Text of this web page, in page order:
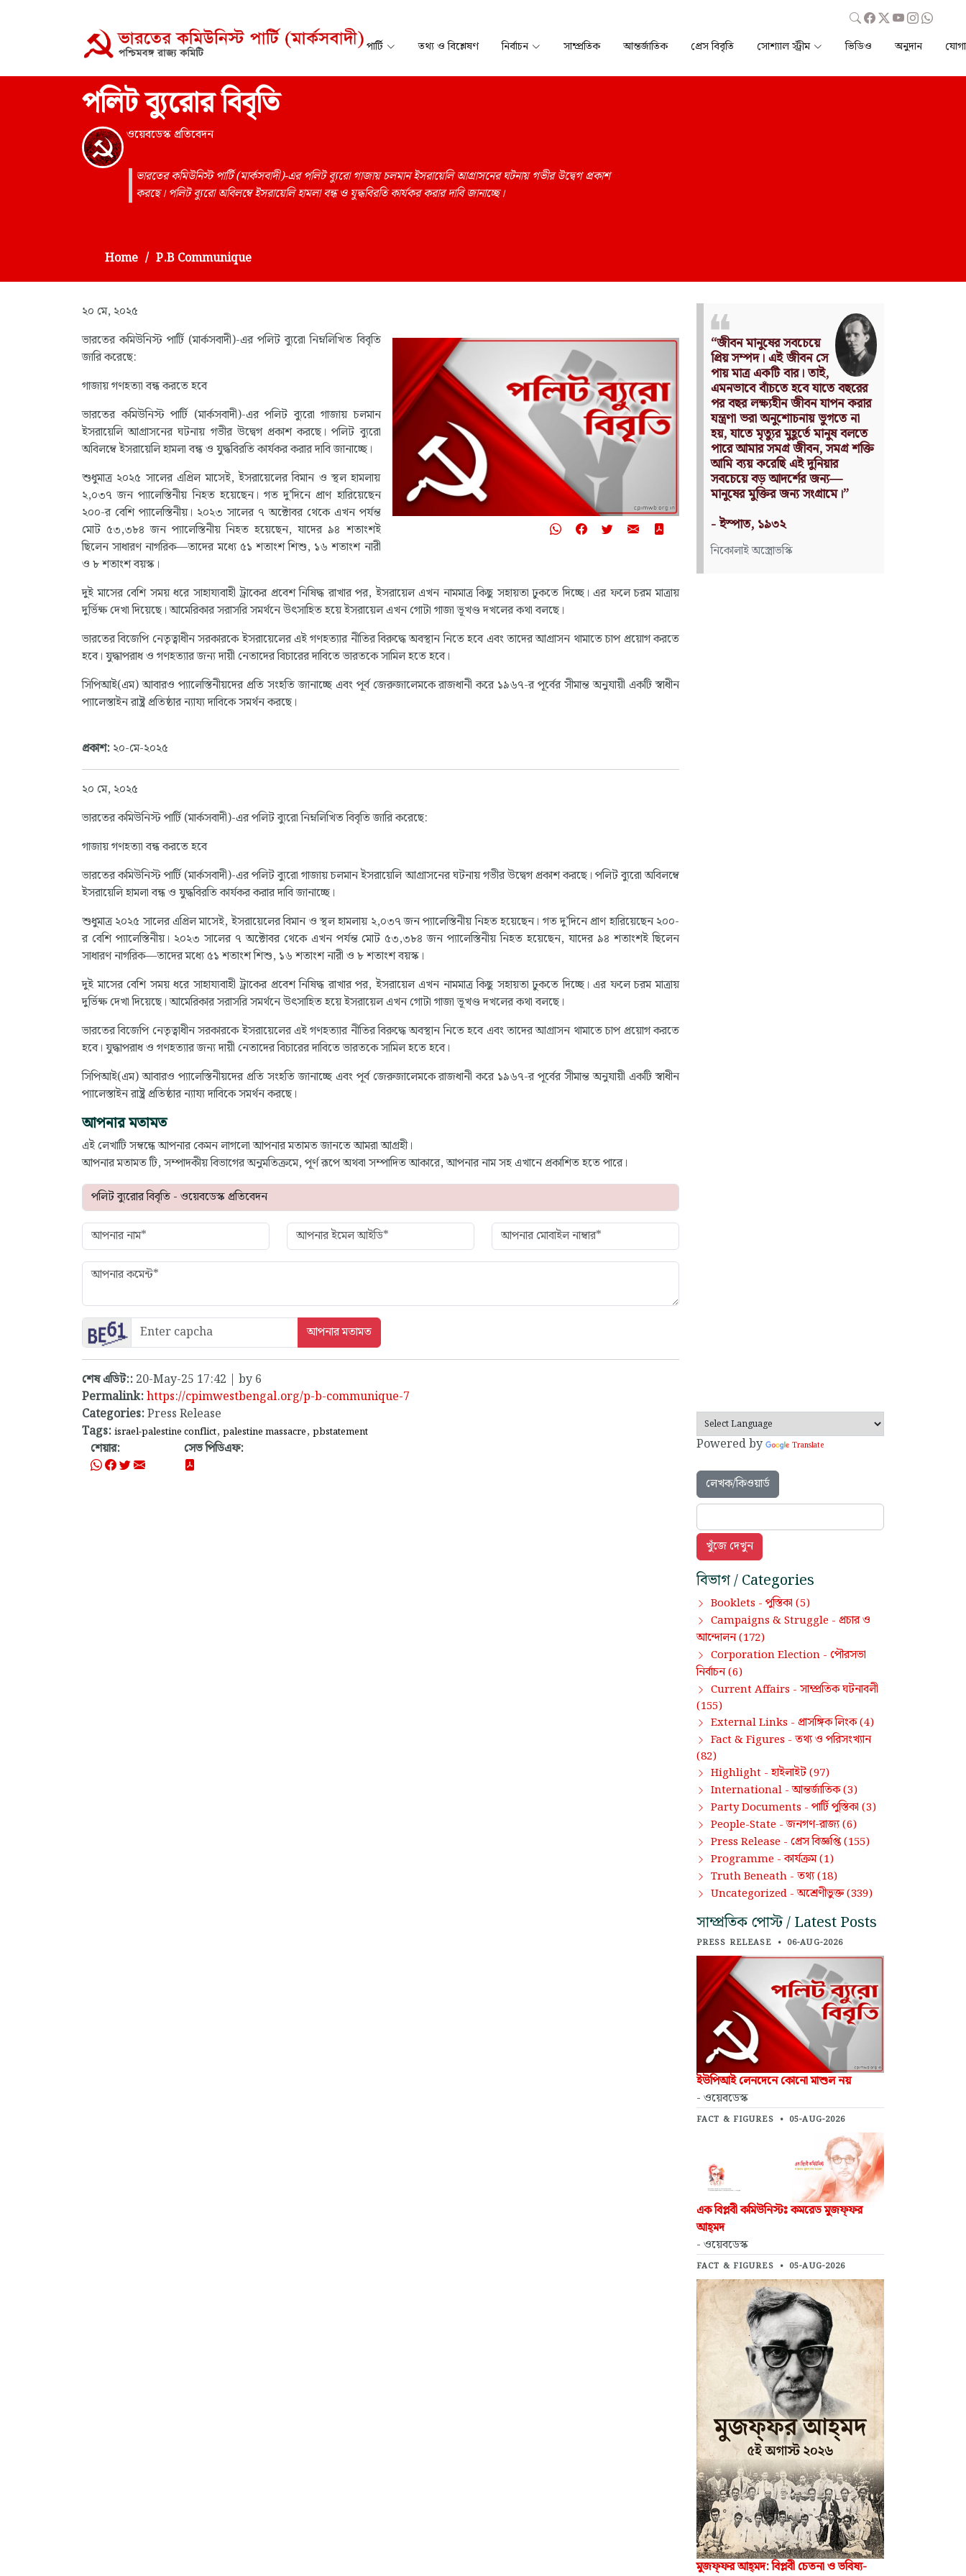
পার্টি তথ্য ও বিশ্লেষণ নির্বাচন সাম্প্রতিক আন্তর্জাতিক প্রেস বিবৃতি সোশ্যাল স্ট্রীম ভিডিও অনুদান
পলিট ব্যুরোর বিবৃতি
ওয়েবডেস্ক প্রতিবেদন
ভারতের কমিউনিস্ট পার্টি (মার্কসবাদী)-এর পলিট ব্যুরো গাজায় চলমান ইসরায়েলি আগ্রাসনের ঘটনায় গভীর উদ্বেগ প্রকাশ
করছে। পলিট ব্যুরো অবিলম্বে ইসরায়েলি হামলা বন্ধ ও যুদ্ধবিরতি কার্যকর করার দাবি জানাচ্ছে।
Home P.B Communique
২০ মে, ২০২৫
ভারতের কমিউনিস্ট পার্টি (মার্কসবাদী)-এর পলিট ব্যুরো নিম্নলিখিত বিবৃতি
জারি করেছে:
গাজায় গণহত্যা বন্ধ করতে হবে
ভারতের কমিউনিস্ট পার্টি (মার্কসবাদী)-এর পলিট ব্যুরো গাজায় চলমান
ইসরায়েলি আগ্রাসনের ঘটনায় গভীর উদ্বেগ প্রকাশ করছে। পলিট ব্যুরো
অবিলম্বে ইসরায়েলি হামলা বন্ধ ও যুদ্ধবিরতি কার্যকর করার দাবি জানাচ্ছে।
শুধুমাত্র ২০২৫ সালের এপ্রিল মাসেই, ইসরায়েলের বিমান ও স্থল হামলায়
২,০৩৭ জন প্যালেস্তিনীয় নিহত হয়েছেন। গত দু’দিনে প্রাণ হারিয়েছেন
২০০-র বেশি প্যালেস্তিনীয়। ২০২৩ সালের ৭ অক্টোবর থেকে এখন পর্যন্ত
মোট ৫৩,৩৮৪ জন প্যালেস্তিনীয় নিহত হয়েছেন, যাদের ৯৪ শতাংশই
ছিলেন সাধারণ নাগরিক—তাদের মধ্যে ৫১ শতাংশ শিশু, ১৬ শতাংশ নারী
ও ৮ শতাংশ বয়স্ক।
দুই মাসের বেশি সময় ধরে সাহায্যবাহী ট্রাকের প্রবেশ নিষিদ্ধ রাখার পর, ইসরায়েল এখন নামমাত্র কিছু সহায়তা ঢুকতে দিচ্ছে। এর ফলে চরম মাত্রায়
দুর্ভিক্ষ দেখা দিয়েছে। আমেরিকার সরাসরি সমর্থনে উৎসাহিত হয়ে ইসরায়েল এখন গোটা গাজা ভূখণ্ড দখলের কথা বলছে।
ভারতের বিজেপি নেতৃত্বাধীন সরকারকে ইসরায়েলের এই গণহত্যার নীতির বিরুদ্ধে অবস্থান নিতে হবে এবং তাদের আগ্রাসন থামাতে চাপ প্রয়োগ করতে
হবে। যুদ্ধাপরাধ ও গণহত্যার জন্য দায়ী নেতাদের বিচারের দাবিতে ভারতকে সামিল হতে হবে।
সিপিআই(এম) আবারও প্যালেস্তিনীয়দের প্রতি সংহতি জানাচ্ছে এবং পূর্ব জেরুজালেমকে রাজধানী করে ১৯৬৭-র পূর্বের সীমান্ত অনুযায়ী একটি স্বাধীন
প্যালেস্তাইন রাষ্ট্র প্রতিষ্ঠার ন্যায্য দাবিকে সমর্থন করছে।
প্রকাশ: ২০-মে-২০২৫
২০ মে, ২০২৫
ভারতের কমিউনিস্ট পার্টি (মার্কসবাদী)-এর পলিট ব্যুরো নিম্নলিখিত বিবৃতি জারি করেছে:
গাজায় গণহত্যা বন্ধ করতে হবে
ভারতের কমিউনিস্ট পার্টি (মার্কসবাদী)-এর পলিট ব্যুরো গাজায় চলমান ইসরায়েলি আগ্রাসনের ঘটনায় গভীর উদ্বেগ প্রকাশ করছে। পলিট ব্যুরো অবিলম্বে
ইসরায়েলি হামলা বন্ধ ও যুদ্ধবিরতি কার্যকর করার দাবি জানাচ্ছে।
শুধুমাত্র ২০২৫ সালের এপ্রিল মাসেই, ইসরায়েলের বিমান ও স্থল হামলায় ২,০৩৭ জন প্যালেস্তিনীয় নিহত হয়েছেন। গত দু’দিনে প্রাণ হারিয়েছেন ২০০-
র বেশি প্যালেস্তিনীয়। ২০২৩ সালের ৭ অক্টোবর থেকে এখন পর্যন্ত মোট ৫৩,৩৮৪ জন প্যালেস্তিনীয় নিহত হয়েছেন, যাদের ৯৪ শতাংশই ছিলেন
সাধারণ নাগরিক—তাদের মধ্যে ৫১ শতাংশ শিশু, ১৬ শতাংশ নারী ও ৮ শতাংশ বয়স্ক।
দুই মাসের বেশি সময় ধরে সাহায্যবাহী ট্রাকের প্রবেশ নিষিদ্ধ রাখার পর, ইসরায়েল এখন নামমাত্র কিছু সহায়তা ঢুকতে দিচ্ছে। এর ফলে চরম মাত্রায়
দুর্ভিক্ষ দেখা দিয়েছে। আমেরিকার সরাসরি সমর্থনে উৎসাহিত হয়ে ইসরায়েল এখন গোটা গাজা ভূখণ্ড দখলের কথা বলছে।
ভারতের বিজেপি নেতৃত্বাধীন সরকারকে ইসরায়েলের এই গণহত্যার নীতির বিরুদ্ধে অবস্থান নিতে হবে এবং তাদের আগ্রাসন থামাতে চাপ প্রয়োগ করতে
হবে। যুদ্ধাপরাধ ও গণহত্যার জন্য দায়ী নেতাদের বিচারের দাবিতে ভারতকে সামিল হতে হবে।
সিপিআই(এম) আবারও প্যালেস্তিনীয়দের প্রতি সংহতি জানাচ্ছে এবং পূর্ব জেরুজালেমকে রাজধানী করে ১৯৬৭-র পূর্বের সীমান্ত অনুযায়ী একটি স্বাধীন
প্যালেস্তাইন রাষ্ট্র প্রতিষ্ঠার ন্যায্য দাবিকে সমর্থন করছে।
আপনার মতামত
এই লেখাটি সম্বন্ধে আপনার কেমন লাগলো আপনার মতামত জানতে আমরা আগ্রহী।
আপনার মতামত টি, সম্পাদকীয় বিভাগের অনুমতিক্রমে, পূর্ণ রূপে অথবা সম্পাদিত আকারে, আপনার নাম সহ এখানে প্রকাশিত হতে পারে।
শেষ এডিট:: 20-May-25 17:42 | by 6
Permalink:https://cpimwestbengal.org/p-b-communique-7
Categories:Press Release
Tags: israel-palestine conflict, palestine massacre, pbstatement
শেয়ার: সেভ পিডিএফ:
“জীবন মানুষের সবচেয়ে
প্রিয় সম্পদ। এই জীবন সে
পায় মাত্র একটি বার। তাই,
এমনভাবে বাঁচতে হবে যাতে বছরের
পর বছর লক্ষ্যহীন জীবন যাপন করার
যন্ত্রণা ভরা অনুশোচনায় ভুগতে না
হয়, যাতে মৃত্যুর মুহূর্তে মানুষ বলতে
পারে আমার সমগ্র জীবন, সমগ্র শক্তি
আমি ব্যয় করেছি এই দুনিয়ার
সবচেয়ে বড় আদর্শের জন্য—
মানুষের মুক্তির জন্য সংগ্রামে।”
- ইস্পাত, ১৯৩২
Nothing can have value
without being an object of
utility.
Source: Das Kapital
(Volume I, Chapter 1)
কার্ল মার্কস
Powered by Translate
লেখক/কিওয়ার্ড
বিভাগ / Categories
Booklets - পুস্তিকা (5)
Campaigns & Struggle - প্রচার ও
আন্দোলন(172)
Corporation Election - পৌরসভা
নির্বাচন(6)
Current Affairs - সাম্প্রতিক ঘটনাবলী
(155)
External Links - প্রাসঙ্গিক লিংক(4)
Fact & Figures - তথ্য ও পরিসংখ্যান
(82)
Highlight -হাইলাইট(97)
International -আন্তর্জাতিক(3)
Party Documents - পার্টি পুস্তিকা (3)
People-State -জনগণ-রাজ্য(6)
Press Release - প্রেস বিজ্ঞপ্তি(155)
Programme -কার্যক্রম(1)
Truth Beneath - তথ্য(18)
Uncategorized -অশ্রেণীভুক্ত(339)
সাম্প্রতিক পোস্ট / Latest Posts
PRESS RELEASE • 06-AUG-2026
ইউপিআই লেনদেনে কোনো মাশুল নয়
- ওয়েবডেস্ক
FACT & FIGURES • 05-AUG-2026
এক বিপ্লবী কমিউনিস্টঃ কমরেড মুজফ্‌ফর
আহ্‌মদ
- ওয়েবডেস্ক
FACT & FIGURES • 05-AUG-2026
মুজফ্‌ফর আহ্‌মদ: বিপ্লবী চেতনা ও ভবিষ্য-